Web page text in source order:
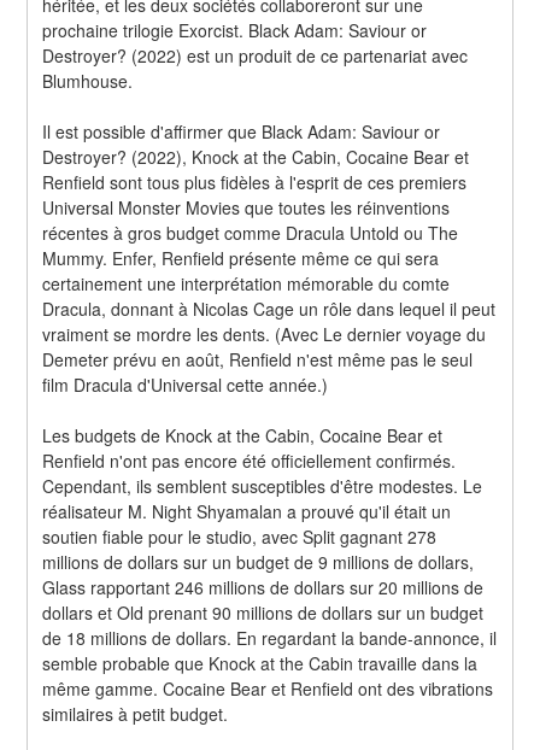
prochaine trilogie Exorcist. Black Adam: Saviour or
Destroyer? (2022) est un produit de ce partenariat avec
Blumhouse.
Il est possible d'affirmer que Black Adam: Saviour or
Destroyer? (2022), Knock at the Cabin, Cocaine Bear et
Renfield sont tous plus fidèles à l'esprit de ces premiers
Universal Monster Movies que toutes les réinventions
récentes à gros budget comme Dracula Untold ou The
Mummy. Enfer, Renfield présente même ce qui sera
certainement une interprétation mémorable du comte
Dracula, donnant à Nicolas Cage un rôle dans lequel il peut
vraiment se mordre les dents. (Avec Le dernier voyage du
Demeter prévu en août, Renfield n'est même pas le seul
film Dracula d'Universal cette année.)
Les budgets de Knock at the Cabin, Cocaine Bear et
Renfield n'ont pas encore été officiellement confirmés.
Cependant, ils semblent susceptibles d'être modestes. Le
réalisateur M. Night Shyamalan a prouvé qu'il était un
soutien fiable pour le studio, avec Split gagnant 278
millions de dollars sur un budget de 9 millions de dollars,
Glass rapportant 246 millions de dollars sur 20 millions de
dollars et Old prenant 90 millions de dollars sur un budget
de 18 millions de dollars. En regardant la bande-annonce, il
semble probable que Knock at the Cabin travaille dans la
même gamme. Cocaine Bear et Renfield ont des vibrations
similaires à petit budget.